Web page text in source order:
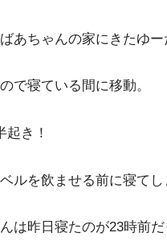
あちゃんの家にきたゆー
で寝ている間に移動。
起き！
ルを飲ませる前に寝て
は昨日寝たのが23時前